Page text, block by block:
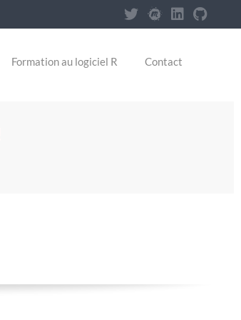
Formation au logiciel R Contact